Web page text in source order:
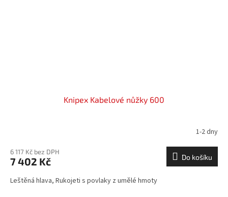
Knipex Kabelové nůžky 600
1-2 dny
6 117 Kč bez DPH
7 402 Kč Do košíku
Leštěná hlava, Rukojeti s povlaky z umělé hmoty